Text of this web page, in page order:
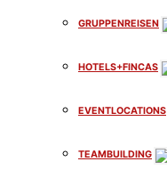
GRUPPENREISEN
HOTELS+FINCAS
EVENTLOCATIONS
TEAMBUILDING